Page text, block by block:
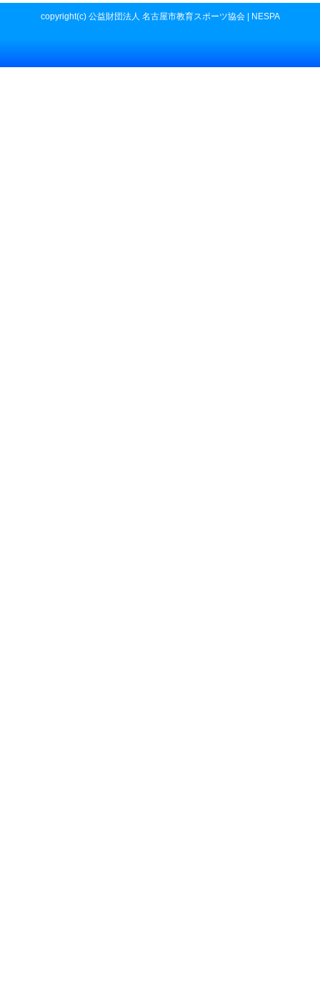
copyright(c) 公益財団法人 名古屋市教育スポーツ協会 | NESPA